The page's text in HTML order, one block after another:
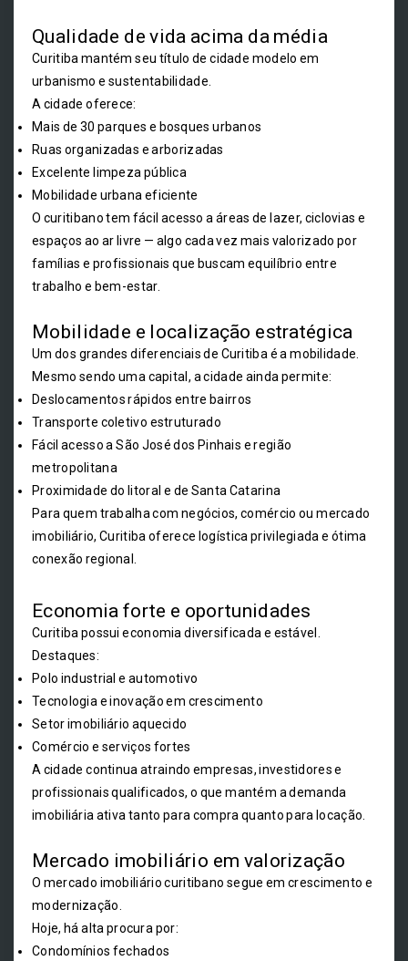
Qualidade de vida acima da média
Curitiba mantém seu título de cidade modelo em
urbanismo e sustentabilidade.
A cidade oferece:
Mais de 30 parques e bosques urbanos
Ruas organizadas e arborizadas
Excelente limpeza pública
Mobilidade urbana eficiente
O curitibano tem fácil acesso a áreas de lazer, ciclovias e
espaços ao ar livre — algo cada vez mais valorizado por
famílias e profissionais que buscam equilíbrio entre
trabalho e bem-estar.
Mobilidade e localização estratégica
Um dos grandes diferenciais de Curitiba é a mobilidade.
Mesmo sendo uma capital, a cidade ainda permite:
Deslocamentos rápidos entre bairros
Transporte coletivo estruturado
Fácil acesso a São José dos Pinhais e região
metropolitana
Proximidade do litoral e de Santa Catarina
Para quem trabalha com negócios, comércio ou mercado
imobiliário, Curitiba oferece logística privilegiada e ótima
conexão regional.
Economia forte e oportunidades
Curitiba possui economia diversificada e estável.
Destaques:
Polo industrial e automotivo
Tecnologia e inovação em crescimento
Setor imobiliário aquecido
Comércio e serviços fortes
A cidade continua atraindo empresas, investidores e
profissionais qualificados, o que mantém a demanda
imobiliária ativa tanto para compra quanto para locação.
Mercado imobiliário em valorização
O mercado imobiliário curitibano segue em crescimento e
modernização.
Hoje, há alta procura por:
Condomínios fechados